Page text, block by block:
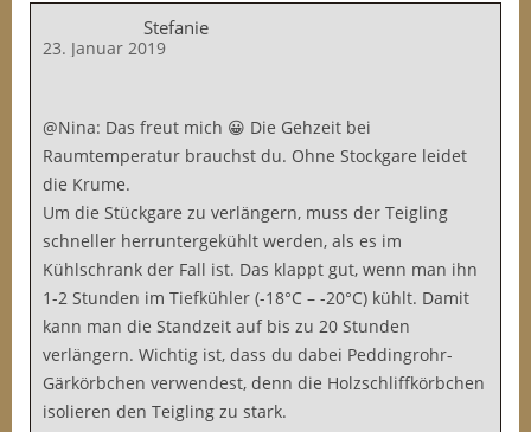
Stefanie
23. Januar 2019
@Nina: Das freut mich 😀 Die Gehzeit bei
Raumtemperatur brauchst du. Ohne Stockgare leidet
die Krume.
Um die Stückgare zu verlängern, muss der Teigling
schneller herruntergekühlt werden, als es im
Kühlschrank der Fall ist. Das klappt gut, wenn man ihn
1-2 Stunden im Tiefkühler (-18°C – -20°C) kühlt. Damit
kann man die Standzeit auf bis zu 20 Stunden
verlängern. Wichtig ist, dass du dabei Peddingrohr-
Gärkörbchen verwendest, denn die Holzschliffkörbchen
isolieren den Teigling zu stark.